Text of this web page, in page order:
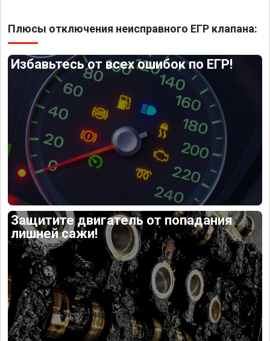
Плюсы отключения неисправного ЕГР клапана:
Избавьтесь от всех ошибок по ЕГР!
Защитите двигатель от попадания
лишней сажи!